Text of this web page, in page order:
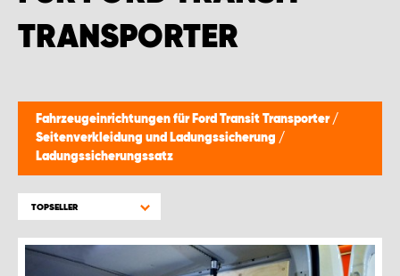
TRANSPORTER
Fahrzeugeinrichtungen für Ford Transit Transporter /
Seitenverkleidung und Ladungssicherung /
Ladungssicherungssatz
TOPSELLER